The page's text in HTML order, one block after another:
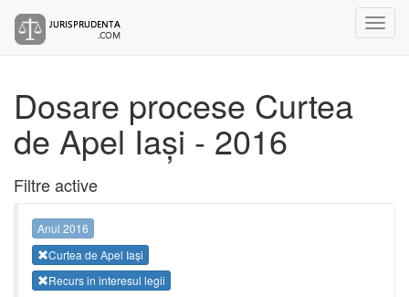
Dosare procese Curtea
de Apel Iași - 2016
Filtre active
Anul 2016
Curtea de Apel Iași
Recurs in interesul legii